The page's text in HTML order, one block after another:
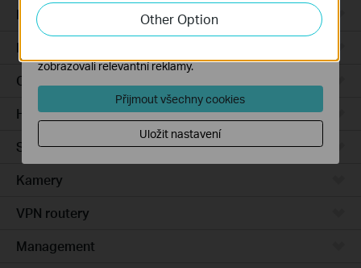
Integrated Gateways
DSL Gateways
Cloud-Based
Hardware
Software
Kamery
VPN routery
Management
Other Option
zlepšení a přizpůsobení jejich funkčnosti.
Marketingové soubory cookie mohou prostřednictvím
zobrazovali relevantní reklamy.
Přijmout všechny cookies
Uložit nastavení